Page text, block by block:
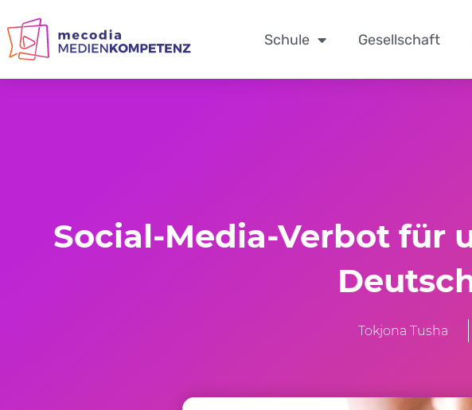
Inhalt
springen
Schule Gesellschaft
Social-Media-Verbot für
Tokjona Tusha